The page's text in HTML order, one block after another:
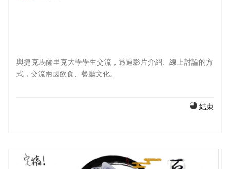
與捷克馬薩里克大學學生交流，透過影片介紹、線上討論的方
式，交流兩國飲食、餐廳文化。
結束